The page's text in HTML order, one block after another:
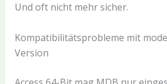
Und oft nicht mehr sicher.
Kompatibilitätsprobleme mit
Version